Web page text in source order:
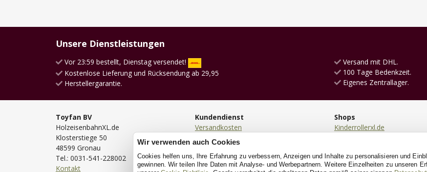
Unsere Dienstleistungen
Vor 23:59 bestellt, Dienstag versendet!
Kostenlose Lieferung und Rücksendung ab 29,95
Herstellergarantie.
Versand mit DHL.
100 Tage Bedenkzeit.
Eigenes Zentrallager.
Toyfan BV
HolzeisenbahnXL.de
Klosterstiege 50
48599 Gronau
Tel.: 0031-541-228002
Kontakt
Kundendienst
Versandkosten
Lieferung
Bestellen
Bezahlung
Rücksendung
Shops
Kinderrollerxl.de
SchaukelpferdXL.de
KinderkücheXL.de
Wir verwenden auch Cookies
Cookies helfen uns, Ihre Erfahrung zu verbessern, Anzeigen und Inhalte zu personalisieren und
gewinnen. Wir teilen Ihre Daten mit Analyse- und Werbepartnern. Weitere Einzelheiten zu unseren